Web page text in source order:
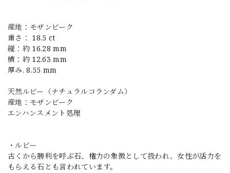
産地：モザンビーク
重さ： 18.5 ct
縦：約 16.28 mm
横：約 12.63 mm
厚み. 8.55 mm
天然ルビー（ナチュラルコランダム）
産地：モザンビーク
エンハンスメント処理
・ルビー
古くから勝利を呼ぶ石、権力の象徴として扱われ、女性が活力を
もらえる石とも言われています。